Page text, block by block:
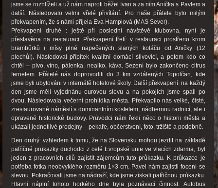
jsme se rozhlíželi a už nám naproti běžel Ivan a za ním Anička s Pavlem a
další. Následovalo velmi vřelé přivítání. Pro naše přátele bylo milým
překvapením, že s námi přijela Eva Hamplová (MAS Sever).
Překvapení druhé : ještě při poslední návštěvě klubovna, nyní je
přestavěna na restauraci. Překvapení třetí: v restauraci prostřeno krom
brambůrků i mísy plné napečených slaných koláčů od Aničky (12
plechů!). Následoval přípitek kvalitní domácí slivovicí, a potom kdo co
chtěl – pivo, víno, pálenka, nealko, káva. Sezení bylo zakončeno citrus
fernetem. Přátelé nás doprovodili do 3 km vzdálených Topolčan, kde
jsme byli ubytováni v internátě hotelové školy. Další překvapení: na každý
den jsme měli vyjednánu eurovou slevu a na pokojích jsme spali po
dvou. Následovala večerní prohlídka města. Překvapilo nás velké, čisté,
zrestaurované náměstí s dominantním kostelem, nádhernou radnicí, ale i
opravené historické budovy. Průvodci nám řekli něco o historii města a
ukázali jednotlivé prodejny – pekaře, občerstvení, foto, tržiště a podobně.
Den druhý: vzhledem k tomu, že na Slovensku mohou jezdit na základě
patřičné průkazky důchodci z celé Evropské unie ve vlacích zdarma, byl
jeden z pracovních cílů zajistit zájemcům tuto průkazku. K průkazce je
potřeba fotka neobvyklého rozměru 1×3 cm. Pavel nám zajistil focení se
slevou. Pokračovali jsme na nádraží, kde jsme získali patřičnou průkazku.
Hlavní náplní tohoto horkého dne byla poznávací činnost. Autobus